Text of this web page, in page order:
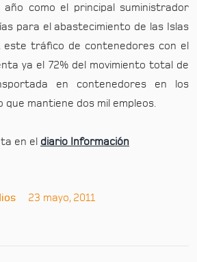
año como el principal suministrador
para el abastecimiento de las Islas
este tráfico de contenedores con el
ya el 72% del movimiento total de
en contenedores en los
que mantiene dos mil empleos.
en el diario Información
23 mayo, 2011